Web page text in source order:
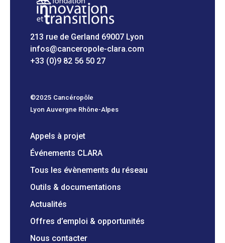
213 rue de Gerland 69007 Lyon
infos@canceropole-clara.com
+33 (0)9 82 56 50 27
©2025 Cancéropôle
Lyon Auvergne Rhône-Alpes
Appels à projet
Événements CLARA
Tous les évènements du réseau
Outils & documentations
Actualités
Offres d’emploi & opportunités
Nous contacter